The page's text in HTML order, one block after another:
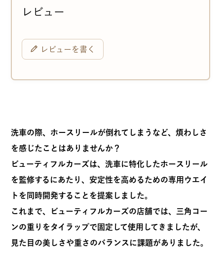
レビューを書く
洗車の際、ホースリールが倒れてしまうなど、煩わしさ
を感じたことはありませんか？
ビューティフルカーズは、洗車に特化したホースリール
を監修するにあたり、安定性を高めるための専用ウエイ
トを同時開発することを提案しました。
これまで、ビューティフルカーズの店舗では、三角コー
ンの重りをタイラップで固定して使用してきましたが、
見た目の美しさや重さのバランスに課題がありました。